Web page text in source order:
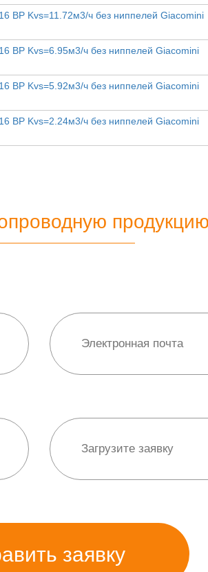
ВР Kvs=11.72м3/ч без ниппелей Giacomini
ВР Kvs=6.95м3/ч без ниппелей Giacomini
ВР Kvs=5.92м3/ч без ниппелей Giacomini
ВР Kvs=2.24м3/ч без ниппелей Giacomini
продукцию